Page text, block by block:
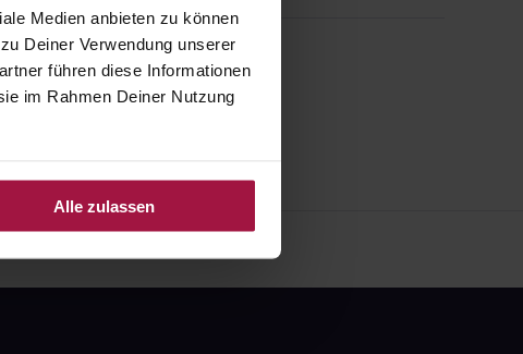
Medien anbieten zu können
Deiner Verwendung unserer
führen diese Informationen
im Rahmen Deiner Nutzung
Alle zulassen